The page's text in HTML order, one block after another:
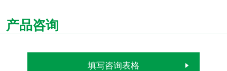
产品咨询
填写咨询表格